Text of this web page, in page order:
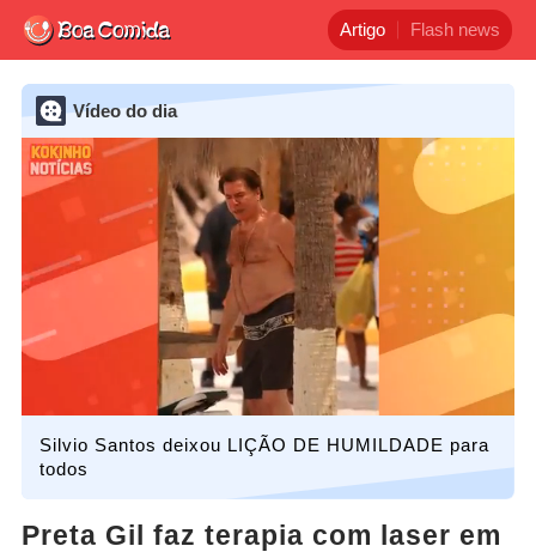
Artigo Flash news
Vídeo do dia
Silvio Santos deixou LIÇÃO DE HUMILDADE para
todos
Preta Gil faz terapia com laser em